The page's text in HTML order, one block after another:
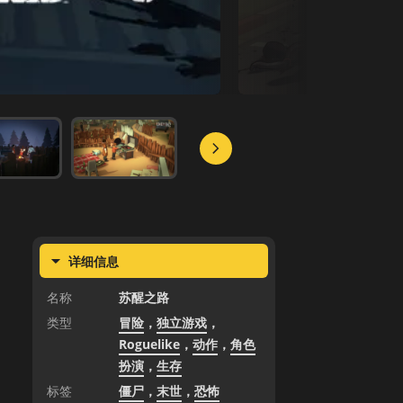
详细信息
名称
苏醒之路
类型
冒险 ，独立游戏 ，
Roguelike ，动作 ，角色
扮演 ，生存
标签
僵尸 ，末世 ，恐怖